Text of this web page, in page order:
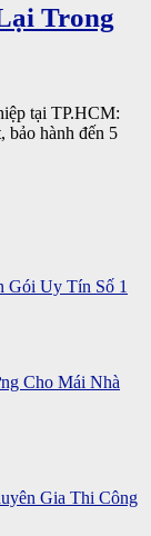
Trong
tại TP.HCM:
bảo hành đến 5
Gói Uy Tín Số 1
Cho Mái Nhà
Gia Thi Công